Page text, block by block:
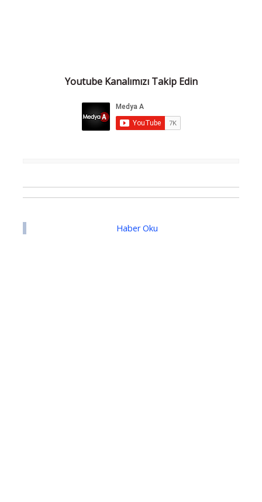
Youtube Kanalımızı Takip Edin
Haber Oku